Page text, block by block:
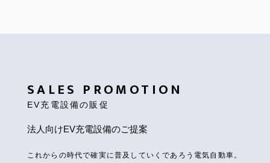
SALES PROMOTION
EV充電設備の販促
法人向けEV充電設備のご提案
これからの時代で確実に普及していくであろう電気自動車。